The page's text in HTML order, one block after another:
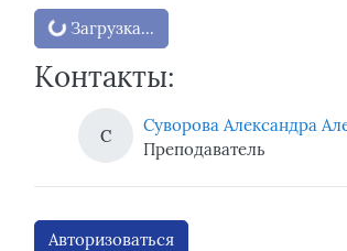
Блоки
Загрузка...
Контакты:
С
Суворова Александра
Преподаватель
Авторизоваться